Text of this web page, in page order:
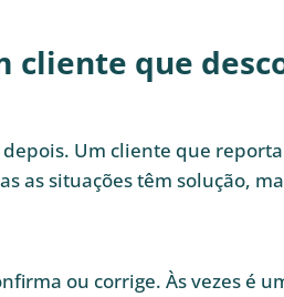
cliente que
Um cliente que
as situações têm solução,
ou corrige. Às vezes é